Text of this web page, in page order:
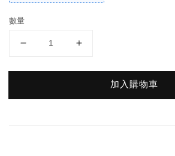
數量
加入購物車